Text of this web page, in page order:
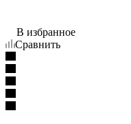
В избранное
Сравнить